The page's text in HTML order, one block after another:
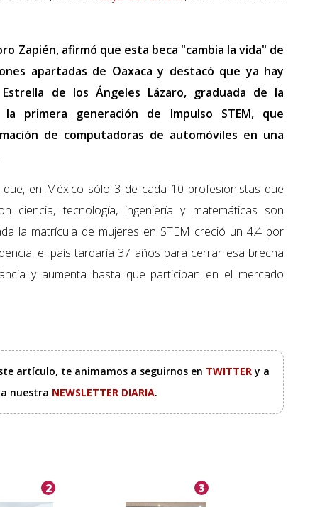
Zapién, afirmó que esta beca "cambia la vida" de
apartadas de Oaxaca y destacó que ya hay
de los Ángeles Lázaro, graduada de la
primera generación de Impulso STEM, que
de computadoras de automóviles en una
en México sólo 3 de cada 10 profesionistas que
ciencia, tecnología, ingeniería y matemáticas son
la matrícula de mujeres en STEM creció un 4.4 por
el país tardaría 37 años para cerrar esa brecha
y aumenta hasta que participan en el mercado
artículo, te animamos a seguirnos en TWITTERy a
nuestra NEWSLETTER DIARIA.
2 3